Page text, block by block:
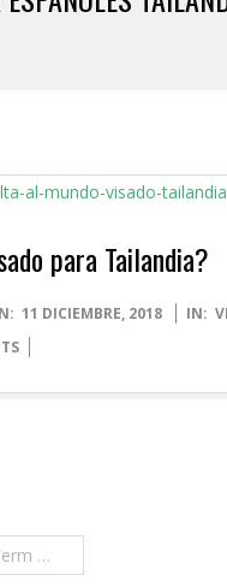
para Tailandia?
11 DICIEMBRE, 2018 IN: